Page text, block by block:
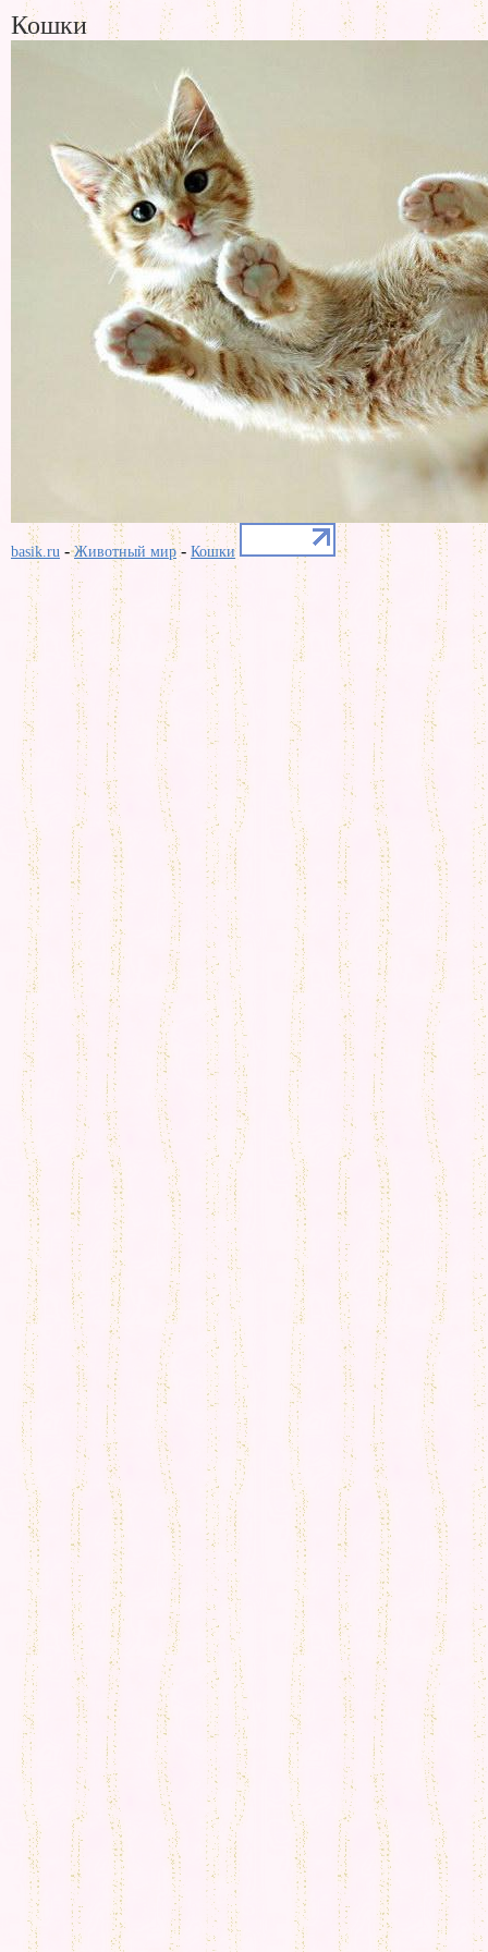
Кошки
basik.ru -Животный мир - Кошки